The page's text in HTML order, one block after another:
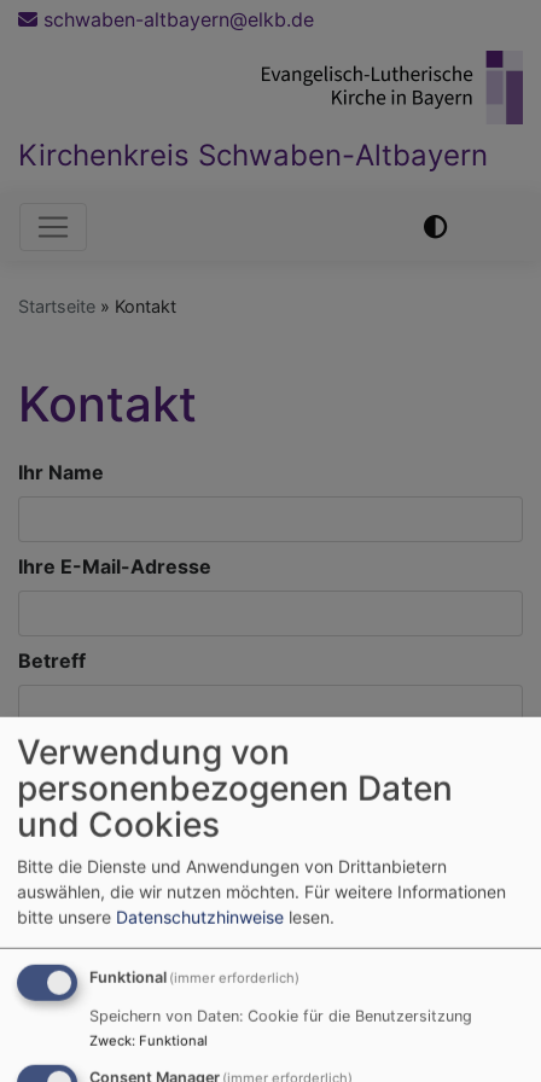
Direktschwaben-altbayern@elkb.de
Kirchenkreis Schwaben-Altbayern
Hauptnavigation
Startseite Kontakt
Kontakt
Ihr Name
Ihre E-Mail-Adresse
Betreff
Nachricht
Verwendung von
personenbezogenen Daten
und Cookies
Bitte die Dienste und Anwendungen von Drittanbietern
auswählen, die wir nutzen möchten. Für weitere Informationen
bitte unsere Datenschutzhinweise lesen.
Funktional (immer erforderlich)
Speichern von Daten: Cookie für die Benutzersitzung
Zweck: Funktional
Consent Manager (immer erforderlich)